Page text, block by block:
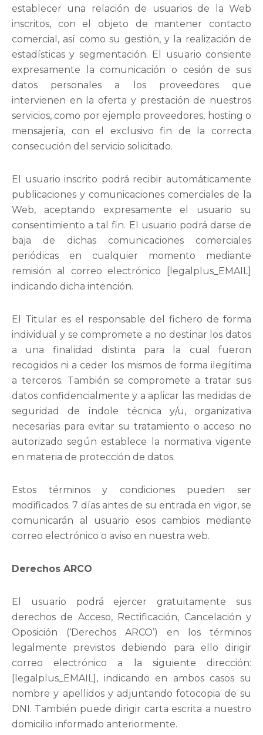
establecer una relación de usuarios de la Web
inscritos, con el objeto de mantener contacto
comercial, así como su gestión, y la realización de
estadísticas y segmentación. El usuario consiente
expresamente la comunicación o cesión de sus
datos personales a los proveedores que
intervienen en la oferta y prestación de nuestros
servicios, como por ejemplo proveedores, hosting o
mensajería, con el exclusivo fin de la correcta
consecución del servicio solicitado.
El usuario inscrito podrá recibir automáticamente
publicaciones y comunicaciones comerciales de la
Web, aceptando expresamente el usuario su
consentimiento a tal fin. El usuario podrá darse de
baja de dichas comunicaciones comerciales
periódicas en cualquier momento mediante
remisión al correo electrónico [legalplus_EMAIL]
indicando dicha intención.
El Titular es el responsable del fichero de forma
individual y se compromete a no destinar los datos
a una finalidad distinta para la cual fueron
recogidos ni a ceder los mismos de forma ilegítima
a terceros. También se compromete a tratar sus
datos confidencialmente y a aplicar las medidas de
seguridad de índole técnica y/u, organizativa
necesarias para evitar su tratamiento o acceso no
autorizado según establece la normativa vigente
en materia de protección de datos.
Estos términos y condiciones pueden ser
modificados. 7 días antes de su entrada en vigor, se
comunicarán al usuario esos cambios mediante
correo electrónico o aviso en nuestra web.
Derechos ARCO
El usuario podrá ejercer gratuitamente sus
derechos de Acceso, Rectificación, Cancelación y
Oposición (‘Derechos ARCO’) en los términos
legalmente previstos debiendo para ello dirigir
correo electrónico a la siguiente dirección:
[legalplus_EMAIL], indicando en ambos casos su
nombre y apellidos y adjuntando fotocopia de su
DNI. También puede dirigir carta escrita a nuestro
domicilio informado anteriormente.